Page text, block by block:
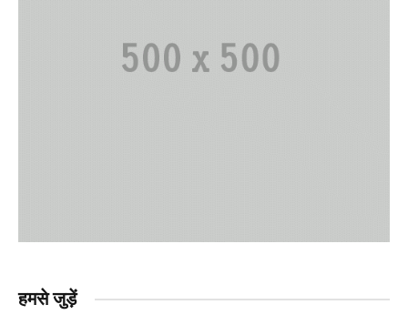
हमसे जुड़ें